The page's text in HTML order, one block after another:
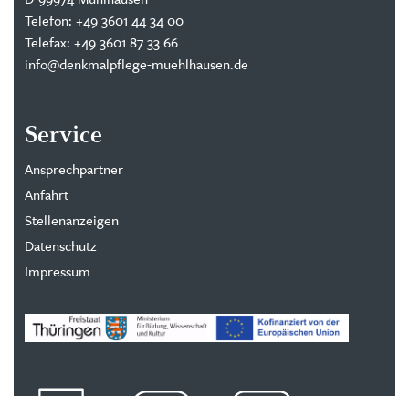
Telefon: +49 3601 44 34 00
Telefax: +49 3601 87 33 66
info@denkmalpflege-muehlhausen.de
Service
Ansprechpartner
Anfahrt
Stellenanzeigen
Datenschutz
Impressum